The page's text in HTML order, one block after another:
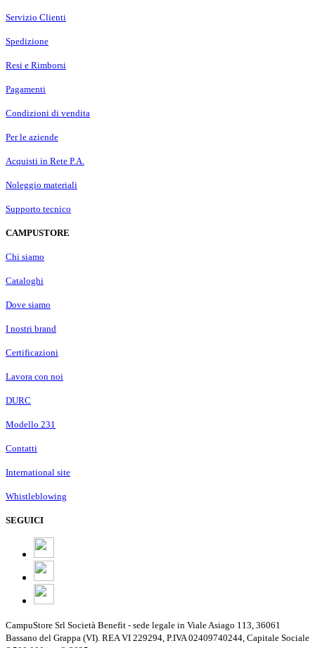
Servizio Clienti
Spedizione
Resi e Rimborsi
Pagamenti
Condizioni di vendita
Per le aziende
Acquisti in Rete P.A.
Noleggio materiali
Supporto tecnico
CAMPUSTORE
Chi siamo
Cataloghi
Dove siamo
I nostri brand
Certificazioni
Lavora con noi
DURC
Modello 231
Contatti
International site
Whistleblowing
SEGUICI
CampuStore Srl Società Benefit - sede legale in Viale Asiago 113, 36061
Bassano del Grappa (VI). REA VI 229294, P.IVA 02409740244, Capitale Sociale